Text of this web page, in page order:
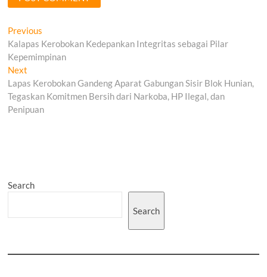
Post
navigation
Previous
post:
Kalapas Kerobokan Kedepankan Integritas sebagai Pilar
Kepemimpinan
Next
post:
Lapas Kerobokan Gandeng Aparat Gabungan Sisir Blok Hunian,
Tegaskan Komitmen Bersih dari Narkoba, HP Ilegal, dan
Penipuan
Search
Search